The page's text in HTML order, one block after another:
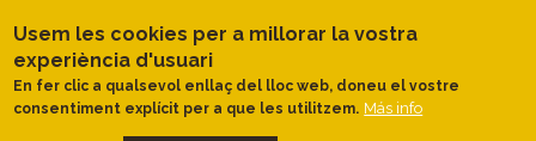
APP
iOS
Android
Usem les cookies per a millorar la vostra
experiència d'usuari
En fer clic a qualsevol enllaç del lloc web, doneu el vostre
consentiment explícit per a que les utilitzem. Más info